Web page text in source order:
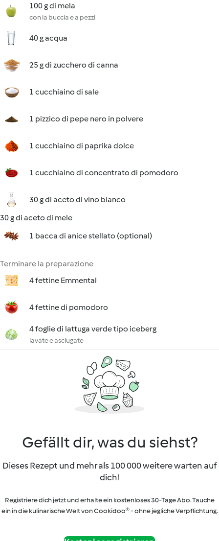
100 g di mela
con la buccia e a pezzi
40 g acqua
25 g di zucchero di canna
1 cucchiaino di sale
1 pizzico di pepe nero in polvere
1 cucchiaino di paprika dolce
1 cucchiaino di concentrato di pomodoro
30 g di aceto di vino bianco
30 g di aceto di mele
1 bacca di anice stellato (optional)
Terminare la preparazione
4 fettine Emmental
4 fettine di pomodoro
4 foglie di lattuga verde tipo iceberg
lavate e asciugate
Gefällt dir, was du siehst?
Dieses Rezept und mehr als 100 000 weitere warten auf
dich!
Registriere dich jetzt und erhalte ein kostenloses 30-Tage Abo. Tauche
ein in die kulinarische Welt von Cookidoo® - ohne jegliche Verpflichtung.